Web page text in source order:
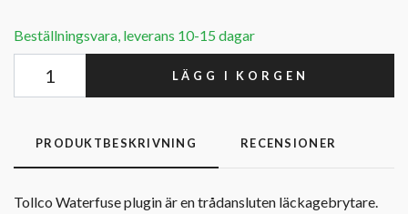
Beställningsvara, leverans 10-15 dagar
LÄGG I KORGEN
PRODUKTBESKRIVNING RECENSIONER
Tollco Waterfuse plugin är en trådansluten läckagebrytare.